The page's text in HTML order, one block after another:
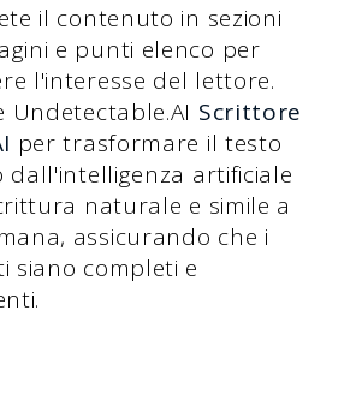
il contenuto in sezioni
e punti elenco per
l'interesse del lettore.
Undetectable.AI Scrittore
per trasformare il testo
dall'intelligenza artificiale
naturale e simile a
assicurando che i
siano completi e